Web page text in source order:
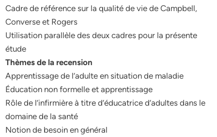
Cadre de référence sur la qualité de vie de Campbell,
Converse et Rogers
Utilisation parallèle des deux cadres pour la présente
étude
Thèmes de la recension
Apprentissage de l’adulte en situation de maladie
Éducation non formelle et apprentissage
Rôle de l’infirmière à titre d’éducatrice d’adultes dans le
domaine de la santé
Notion de besoin en général